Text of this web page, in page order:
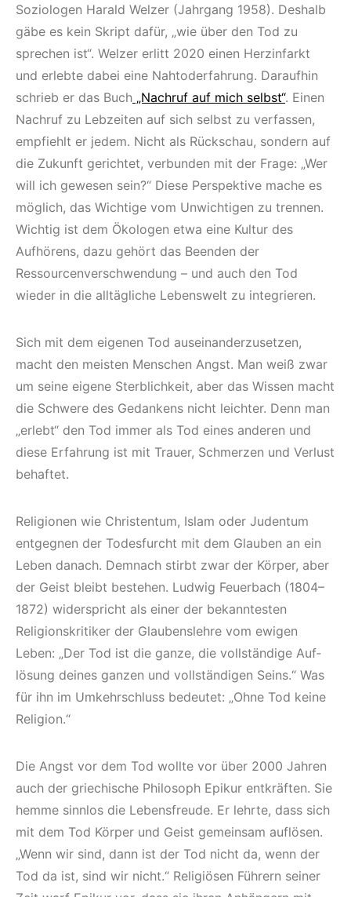
Soziologen Harald Welzer (Jahrgang 1958). Deshalb
gäbe es kein Skript dafür, „wie über den Tod zu
sprechen ist“. Welzer erlitt 2020 einen Herzinfarkt
und erlebte dabei eine Nahtoderfahrung. Daraufhin
schrieb er das Buch „Nachruf auf mich selbst“. Einen
Nachruf zu Lebzeiten auf sich selbst zu verfassen,
empfiehlt er jedem. Nicht als Rückschau, sondern auf
die Zukunft gerichtet, verbunden mit der Frage: „Wer
will ich gewesen sein?“ Diese Perspektive mache es
möglich, das Wichtige vom Unwichtigen zu trennen.
Wichtig ist dem Ökologen etwa eine Kultur des
Aufhörens, dazu gehört das Beenden der
Ressourcenverschwendung – und auch den Tod
wieder in die alltägliche Lebenswelt zu integrieren.
Sich mit dem eigenen Tod auseinanderzusetzen,
macht den meisten Menschen Angst. Man weiß zwar
um seine eigene Sterblichkeit, aber das Wissen macht
die Schwere des Gedankens nicht leichter. Denn man
„erlebt“ den Tod immer als Tod eines anderen und
diese Erfahrung ist mit Trauer, Schmerzen und Verlust
behaftet.
Religionen wie Christentum, Islam oder Judentum
entgegnen der Todesfurcht mit dem Glauben an ein
Leben danach. Demnach stirbt zwar der Körper, aber
der Geist bleibt bestehen. Ludwig Feuerbach (1804–
1872) widerspricht als einer der bekanntesten
Religionskritiker der Glaubenslehre vom ewigen
Leben: „Der Tod ist die ganze, die vollständige Auf­
lösung deines ganzen und vollständigen Seins.“ Was
für ihn im Umkehrschluss bedeutet: „Ohne Tod keine
Religion.“
Die Angst vor dem Tod wollte vor über 2000 Jahren
auch der griechische Philosoph Epikur entkräften. Sie
hemme sinnlos die Lebensfreude. Er lehrte, dass sich
mit dem Tod Körper und Geist gemeinsam auflösen.
„Wenn wir sind, dann ist der Tod nicht da, wenn der
Tod da ist, sind wir nicht.“ Religiösen Führern seiner